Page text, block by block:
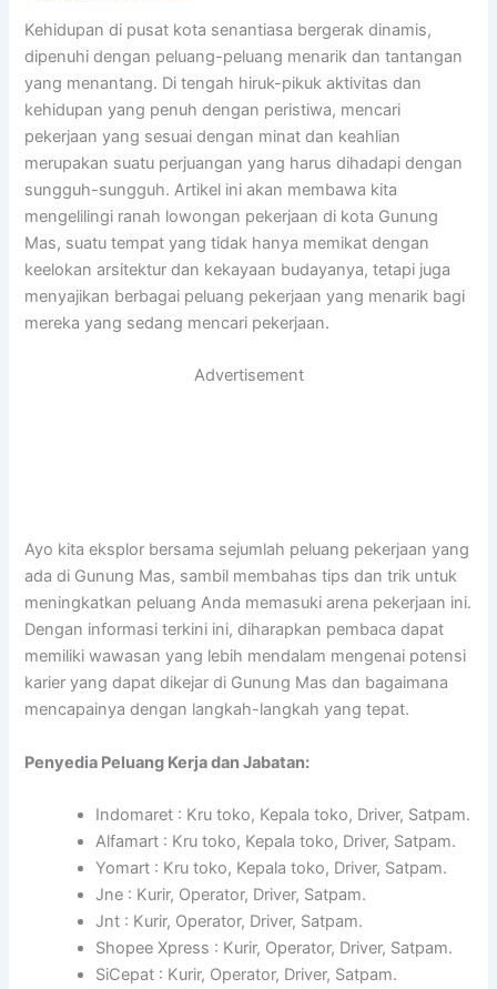
Kehidupan di pusat kota senantiasa bergerak dinamis,
dipenuhi dengan peluang-peluang menarik dan tantangan
yang menantang. Di tengah hiruk-pikuk aktivitas dan
kehidupan yang penuh dengan peristiwa, mencari
pekerjaan yang sesuai dengan minat dan keahlian
merupakan suatu perjuangan yang harus dihadapi dengan
sungguh-sungguh. Artikel ini akan membawa kita
mengelilingi ranah lowongan pekerjaan di kota Gunung
Mas, suatu tempat yang tidak hanya memikat dengan
keelokan arsitektur dan kekayaan budayanya, tetapi juga
menyajikan berbagai peluang pekerjaan yang menarik bagi
mereka yang sedang mencari pekerjaan.
Advertisement
Ayo kita eksplor bersama sejumlah peluang pekerjaan yang
ada di Gunung Mas, sambil membahas tips dan trik untuk
meningkatkan peluang Anda memasuki arena pekerjaan ini.
Dengan informasi terkini ini, diharapkan pembaca dapat
memiliki wawasan yang lebih mendalam mengenai potensi
karier yang dapat dikejar di Gunung Mas dan bagaimana
mencapainya dengan langkah-langkah yang tepat.
Penyedia Peluang Kerja dan Jabatan:
Indomaret : Kru toko, Kepala toko, Driver, Satpam.
Alfamart : Kru toko, Kepala toko, Driver, Satpam.
Yomart : Kru toko, Kepala toko, Driver, Satpam.
Jne : Kurir, Operator, Driver, Satpam.
Jnt : Kurir, Operator, Driver, Satpam.
Shopee Xpress : Kurir, Operator, Driver, Satpam.
SiCepat : Kurir, Operator, Driver, Satpam.